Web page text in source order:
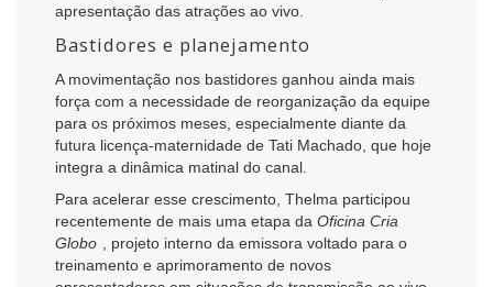
apresentação das atrações ao vivo.
Bastidores e planejamento
A movimentação nos bastidores ganhou ainda mais
força com a necessidade de reorganização da equipe
para os próximos meses, especialmente diante da
futura licença-maternidade de Tati Machado, que hoje
integra a dinâmica matinal do canal.
Para acelerar esse crescimento, Thelma participou
recentemente de mais uma etapa da Oficina Cria
Globo
, projeto interno da emissora voltado para o
treinamento e aprimoramento de novos